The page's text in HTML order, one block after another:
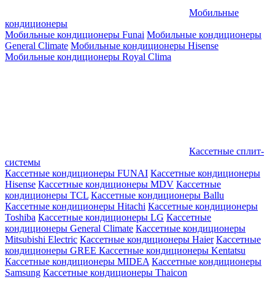
Мобильные
кондиционеры
Мобильные кондиционеры Funai Мобильные кондиционеры
General Climate Мобильные кондиционеры Hisense
Мобильные кондиционеры Royal Clima
Кассетные сплит-
системы
Кассетные кондиционеры FUNAI Кассетные кондиционеры
Hisense Кассетные кондиционеры MDV Кассетные
кондиционеры TCL Кассетные кондиционеры Ballu
Кассетные кондиционеры Hitachi Кассетные кондиционеры
Toshiba Кассетные кондиционеры LG Кассетные
кондиционеры General Climate Кассетные кондиционеры
Mitsubishi Electric Кассетные кондиционеры Haier Кассетные
кондиционеры GREE Кассетные кондиционеры Kentatsu
Кассетные кондиционеры MIDEA Кассетные кондиционеры
Samsung Кассетные кондиционеры Thaicon